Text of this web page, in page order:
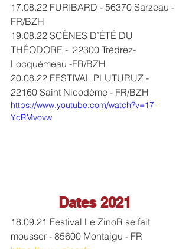
17.08.22 FURIBARD - 56370 Sarzeau -
FR/BZH
19.08.22 SCÈNES D’ÉTÉ DU
THÉODORE - 22300 Trédrez-
Locquémeau -FR/BZH
20.08.22 FESTIVAL PLUTURUZ -
22160 Saint Nicodème - FR/BZH
https://www.youtube.com/watch?v=17-
YcRMvovw
Dates 2021
18.09.21 Festival Le ZinoR se fait
mousser - 85600 Montaigu - FR